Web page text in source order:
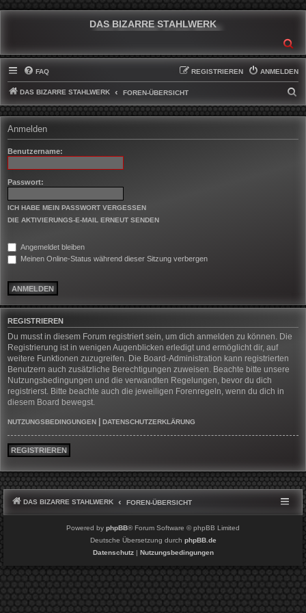
DAS BIZARRE STAHLWERK
FAQ ANMELDEN
REGISTRIEREN
DAS BIZARRE STAHLWERK FOREN-ÜBERSICHT
U
H
Anmelden
Benutzername:
Passwort:
ICH HABE MEIN PASSWORT VERGESSEN
DIE AKTIVIERUNGS-E-MAIL ERNEUT SENDEN
Angemeldet bleiben
Meinen Online-Status während dieser Sitzung verbergen
REGISTRIEREN
Du musst in diesem Forum registriert sein, um dich anmelden zu können. Die
Registrierung ist in wenigen Augenblicken erledigt und ermöglicht dir, auf
weitere Funktionen zuzugreifen. Die Board-Administration kann registrierten
Benutzern auch zusätzliche Berechtigungen zuweisen. Beachte bitte unsere
Nutzungsbedingungen und die verwandten Regelungen, bevor du dich
registrierst. Bitte beachte auch die jeweiligen Forenregeln, wenn du dich in
diesem Board bewegst.
NUTZUNGSBEDINGUNGEN DATENSCHUTZERKLÄRUNG
REGISTRIEREN
DAS BIZARRE STAHLWERK FOREN-ÜBERSICHT
Powered by phpBB® Forum Software © phpBB Limited
Deutsche Übersetzung durch phpBB.de
Datenschutz| Nutzungsbedingungen